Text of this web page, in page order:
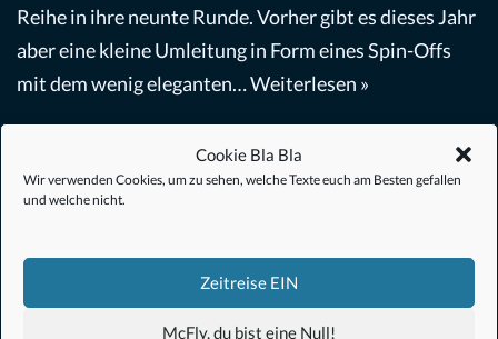
Cookie Bla Bla
Wir verwenden Cookies, um zu sehen, welche Texte euch am Besten gefallen
und welche nicht.
Zeitreise EIN
McFly, du bist eine Null!
Reihe in ihre neunte Runde. Vorher gibt es dieses Jahr
aber eine kleine Umleitung in Form eines Spin-Offs
mit dem wenig eleganten…Weiterlesen »
#1.21 Gigawatt